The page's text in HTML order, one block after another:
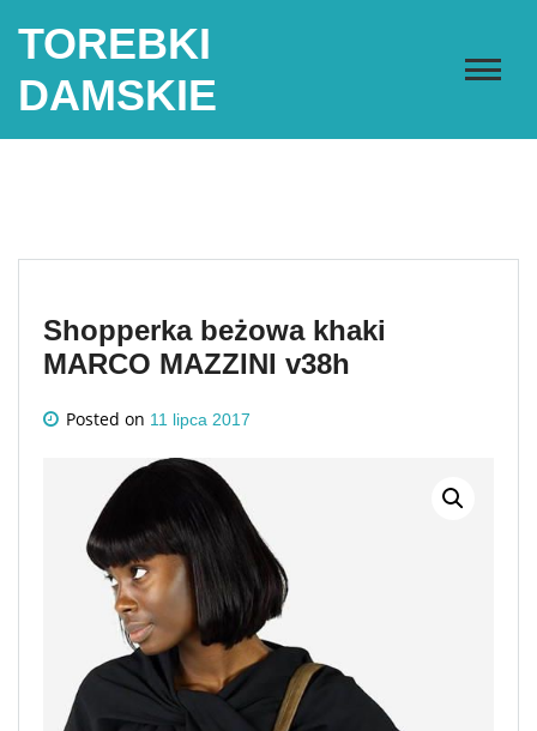
TOREBKI
DAMSKIE
Shopperka beżowa khaki
MARCO MAZZINI v38h
Posted on 11 lipca 2017